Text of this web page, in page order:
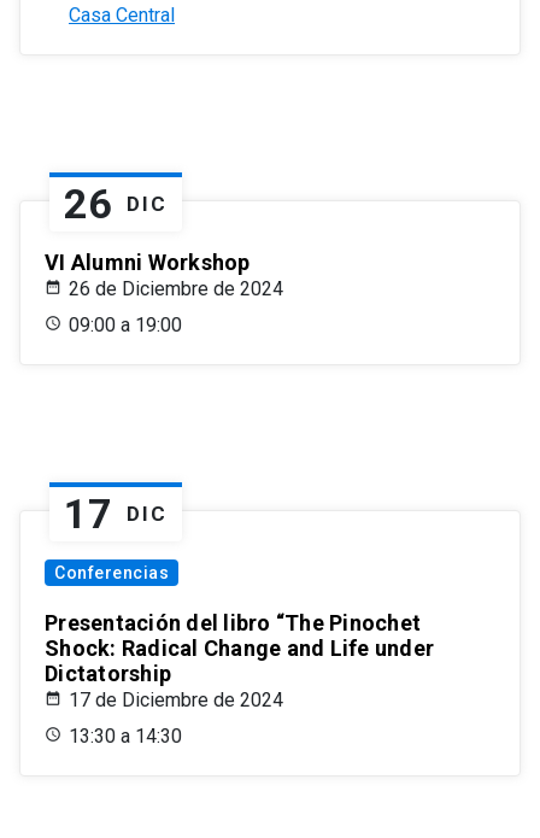
Casa Central
26 DIC
VI Alumni Workshop
26 de Diciembre de 2024
09:00 a 19:00
17 DIC
Conferencias
Presentación del libro “The Pinochet
Shock: Radical Change and Life under
Dictatorship
17 de Diciembre de 2024
13:30 a 14:30